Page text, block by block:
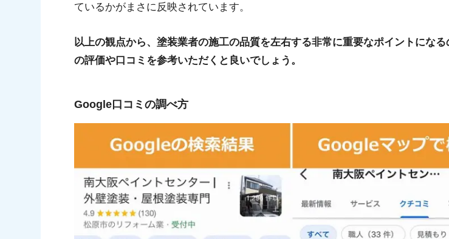
ているかがまさに反映されています。
以上の観点から、塗装業者の施工の品質を左右する非常に重要なポイントにな
の評価や口コミを参考いただくと良いでしょう。
Google口コミの調べ方